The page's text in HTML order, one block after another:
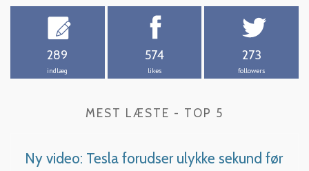
289
indlæg
574
likes
273
followers
MEST LÆSTE - TOP 5
Ny video: Tesla forudser ulykke sekund før